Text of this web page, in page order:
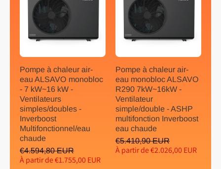
Pompe à chaleur air-
eau ALSAVO monobloc
- 7 kW~16 kW -
Ventilateurs
simples/doubles -
Inverboost
Multifonctionnel/eau
chaude
€4.594,80 EUR
À partir de €1.755,00 EUR
Pompe à chaleur air-
eau monobloc ALSAVO
R290 7kW~16kW -
Ventilateur
simple/double - ASHP
multifonction Inverboost
eau chaude
€5.410,90 EUR
À partir de €2.026,00 EUR